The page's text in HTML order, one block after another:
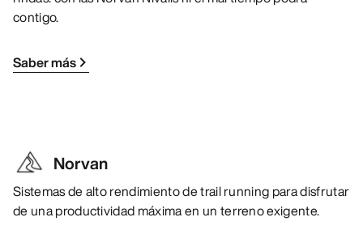
contigo.
Saber más
Norvan
Sistemas de alto rendimiento de trail running para disfrutar
de una productividad máxima en un terreno exigente.